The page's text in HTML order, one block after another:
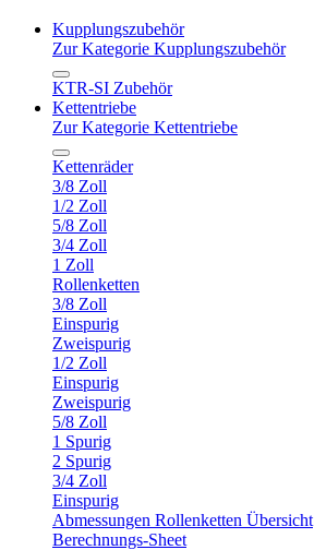
Kupplungszubehör
Zur Kategorie Kupplungszubehör
KTR-SI Zubehör
Kettentriebe
Zur Kategorie Kettentriebe
Kettenräder
3/8 Zoll
1/2 Zoll
5/8 Zoll
3/4 Zoll
1 Zoll
Rollenketten
3/8 Zoll
Einspurig
Zweispurig
1/2 Zoll
Einspurig
Zweispurig
5/8 Zoll
1 Spurig
2 Spurig
3/4 Zoll
Einspurig
Abmessungen Rollenketten Übersicht
Berechnungs-Sheet